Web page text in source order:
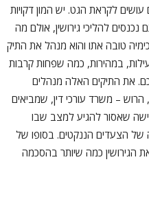
לקראת הגט. יש המון דקויות
להליכי גירושין, אולם מה
טובה אתו והוא מנהל את התיק
במהירות, כמה שפחות קרבות
את התיקים האלה מנהלים
– משרד עורכי דין, שמביאים
שאסור להגיע למצב שבו
של הצעדים הננקטים. בסופו של
הגירושין כמה שיותר בהסכמה